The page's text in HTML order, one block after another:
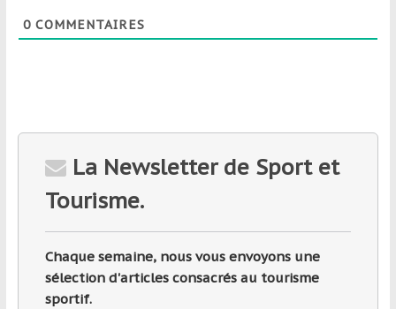
0COMMENTAIRES
La Newsletter de Sport et
Tourisme.
Chaque semaine, nous vous envoyons une
sélection d'articles consacrés au tourisme
sportif.